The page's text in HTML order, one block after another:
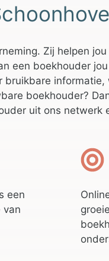
Zij helpen
een boekhouder
informatie,
boekhouder?
uit ons netwerk
een
van